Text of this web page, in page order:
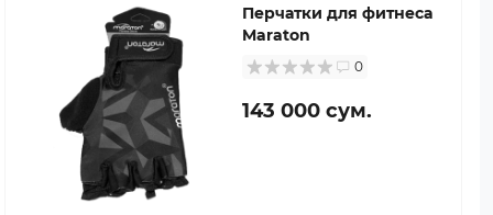
Перчатки для фитнеса
Maraton
0
143 000 сум.